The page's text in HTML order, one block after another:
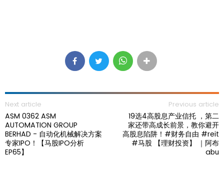
Next article
ASM 0362 ASM
AUTOMATION GROUP
BERHAD - 自动化机械解决方案
专家IPO！【马股IPO分析
EP65】
Previous article
19选4高股息产业信托 ，第二
家还带高成长前景，教你避开
高股息陷阱！#财务自由 #reit
#马股 【理财投资】 ｜阿布
abu